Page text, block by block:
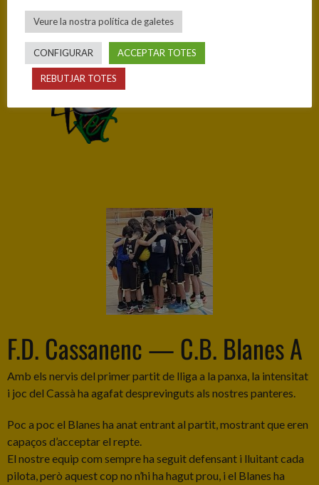
55
F.D. Cassanenc — C.B. Blanes A
Amb els nervis del primer partit de lliga a la panxa, la intensitat
i joc del Cassà ha agafat desprevinguts als nostres panteres.
Poc a poc el Blanes ha anat entrant al partit, mostrant que eren
capaços d’acceptar el repte.
El nostre equip com sempre ha seguit defensant i lluitant cada
pilota, però aquest cop no n’hi ha hagut prou, i el Blanes ha
Veure la nostra política de galetes
CONFIGURAR ACCEPTAR TOTES
REBUTJAR TOTES